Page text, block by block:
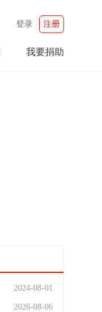
登录 注册
我要捐助
2024-08-01
2026-08-06